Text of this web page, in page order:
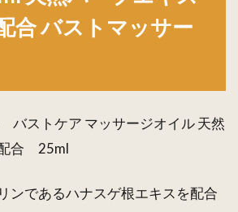
合 バストマッサー
バストケア マッサージオイル 天然
合 25ml
ンであるハナスゲ根エキスを配合